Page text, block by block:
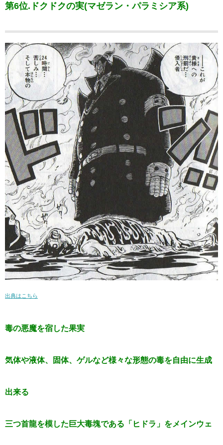
第6位.ドクドクの実(マゼラン・パラミシア系)
出典はこちら
毒の悪魔を宿した果実
気体や液体、固体、ゲルなど様々な形態の毒を自由に生成
出来る
三つ首龍を模した巨大毒塊である「ヒドラ」をメインウェ